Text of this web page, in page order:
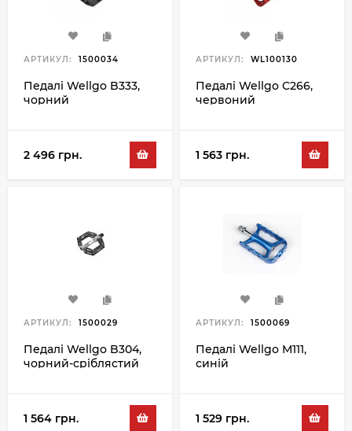
АРТИКУЛ: 1500034
Педалі Wellgo B333,
чорний
2 496 грн.
АРТИКУЛ: WL100130
Педалі Wellgo C266,
червоний
1 563 грн.
АРТИКУЛ: 1500029
Педалі Wellgo B304,
чорний-сріблястий
1 564 грн.
АРТИКУЛ: 1500069
Педалі Wellgo M111,
синій
1 529 грн.